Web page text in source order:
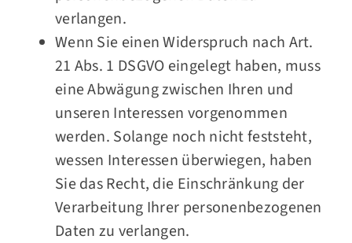
verlangen.
Wenn Sie einen Widerspruch nach Art.
21 Abs. 1 DSGVO eingelegt haben, muss
eine Abwägung zwischen Ihren und
unseren Interessen vorgenommen
werden. Solange noch nicht feststeht,
wessen Interessen überwiegen, haben
Sie das Recht, die Einschränkung der
Verarbeitung Ihrer personenbezogenen
Daten zu verlangen.